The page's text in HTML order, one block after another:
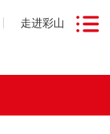
走进彩山